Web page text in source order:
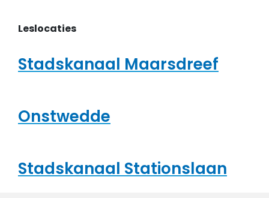
Leslocaties
Stadskanaal Maarsdreef
Onstwedde
Stadskanaal Stationslaan